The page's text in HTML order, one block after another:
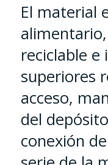
El material
reciclable
superiores
acceso,
del
conexión